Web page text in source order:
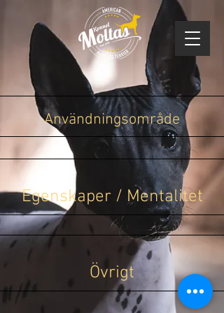
Egenskaper / Mentalitet
Övrigt
Användningsområde